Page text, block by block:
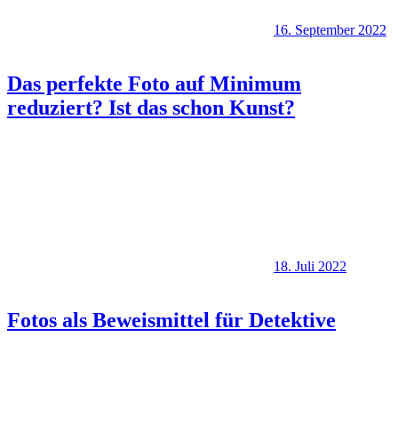
16. September 2022
Das perfekte Foto auf Minimum
reduziert? Ist das schon Kunst?
18. Juli 2022
Fotos als Beweismittel für Detektive